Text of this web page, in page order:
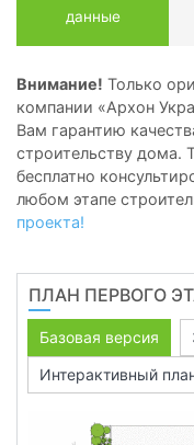
данные
Внимание! Только
компании «Архон
Вам гарантию
строительству дома.
бесплатно
любом этапе
проекта!
ПЛАН ПЕРВОГО
Базовая версия
Интерактивный